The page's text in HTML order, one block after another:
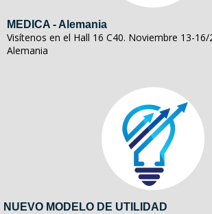
MEDICA - Alemania
Visítenos en el Hall 16 C40. Noviembre 13-
Alemania
NUEVO MODELO DE UTILIDAD